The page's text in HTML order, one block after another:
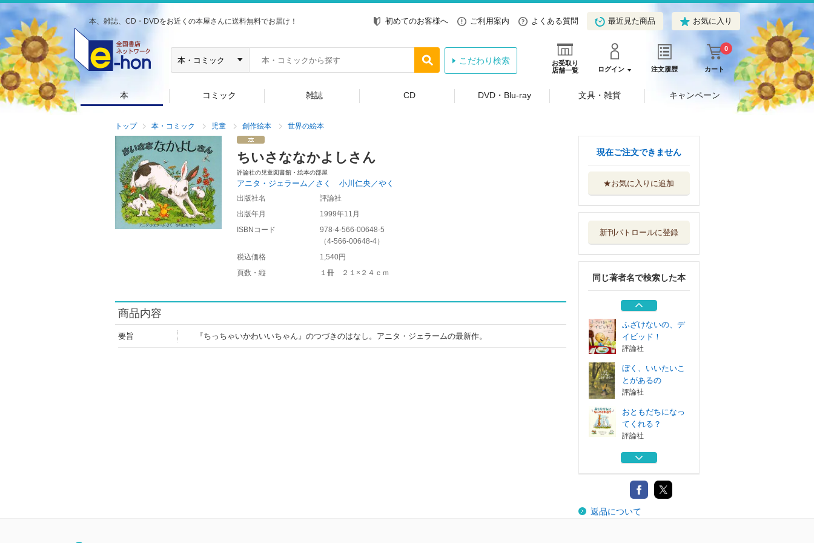
本、雑誌、CD・DVDをお近くの本屋さんに送料無料でお届け！ 初めてのお客様へ ご利用案内 よくある質問 最近見た商品 お気に入り
お受取り
店舗一覧
ログイン 注文履歴 カート
0
こだわり検索
本 コミック 雑誌 CD DVD・Blu-ray 文具・雑貨 キャンペーン
トップ 本・コミック 児童 創作絵本 世界の絵本
ちいさななかよしさん
評論社の児童図書館・絵本の部屋
アニタ・ジェラーム／さく 小川仁央／やく
出版社名
評論社
出版年月
1999年11月
ISBNコード
978-4-566-00648-5
（4-566-00648-4）
税込価格
1,540円
頁数・縦
１冊 ２１×２４ｃｍ
商品内容
要旨 『ちっちゃいかわいいちゃん』のつづきのはなし。アニタ・ジェラームの最新作。
現在ご注文できません
★お気に入りに追加
新刊パトロールに登録
同じ著者名で検索した本
おともだちになっ
てくれる？
クリスマスだよ、
評論社
ＬＯＶＥ すべて
はあなたのなかに
評論社
ふざけないの、デ
イビッド！
評論社
ぼく、いいたいこ
とがあるの
評論社
おともだちになっ
てくれる？
評論社
クリスマスだよ、
評論社
ＬＯＶＥ すべて
はあなたのなかに
返品について